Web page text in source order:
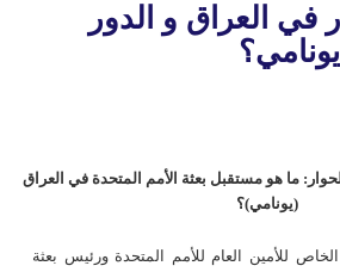
في العراق و الدور
والحوار: ما هو مستقبل بعثة الأمم المتحدة في العراق
(يونامي)؟
للأمين العام للأمم المتحدة ورئيس بعثة